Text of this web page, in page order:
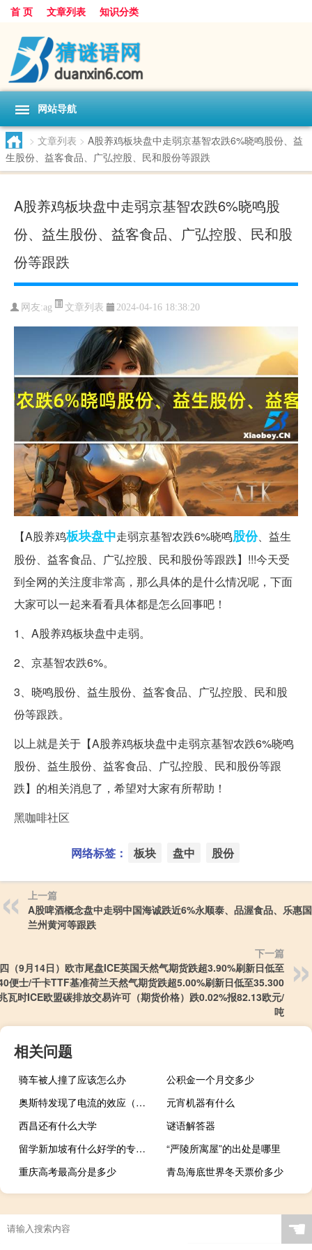
首 页 文章列表 知识分类
网站导航
> 文章列表 > A股养鸡板块盘中走弱京基智农跌6%晓鸣股份、益
生股份、益客食品、广弘控股、民和股份等跟跌
A股养鸡板块盘中走弱京基智农跌6%晓鸣股
份、益生股份、益客食品、广弘控股、民和股
份等跟跌
网友:ag 文章列表 2024-04-16 18:38:20
【A股养鸡板块盘中走弱京基智农跌6%晓鸣股份、益生
股份、益客食品、广弘控股、民和股份等跟跌】!!!今天受
到全网的关注度非常高，那么具体的是什么情况呢，下面
大家可以一起来看看具体都是怎么回事吧！
1、A股养鸡板块盘中走弱。
2、京基智农跌6%。
3、晓鸣股份、益生股份、益客食品、广弘控股、民和股
份等跟跌。
以上就是关于【A股养鸡板块盘中走弱京基智农跌6%晓鸣
股份、益生股份、益客食品、广弘控股、民和股份等跟
跌】的相关消息了，希望对大家有所帮助！
黑咖啡社区
网络标签： 板块 盘中 股份
上一篇
A股啤酒概念盘中走弱中国海诚跌近6%永顺泰、品渥食品、乐惠
兰州黄河等跟跌
下一篇
（9月14日）欧市尾盘ICE英国天然气期货跌超3.90%刷新日低至
便士/千卡TTF基准荷兰天然气期货跌超5.00%刷新日低至35.300
瓦时ICE欧盟碳排放交易许可（期货价格）跌0.02%报82.13欧元/
吨
相关问题
骑车被人撞了应该怎么办
公积金一个月交多少
奥斯特发现了电流的效应（奥斯特发现了电流的磁效应）
元宵机器有什么
西昌还有什么大学
谜语解答器
留学新加坡有什么好学的专业呢
“严陵所寓屋”的出处是哪里
重庆高考最高分是多少
青岛海底世界冬天票价多少
☚